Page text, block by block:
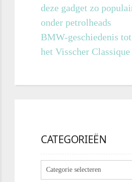
deze gadget zo
onder petrolheads
BMW-geschiedenis
het Visscher
CATEGORIEËN